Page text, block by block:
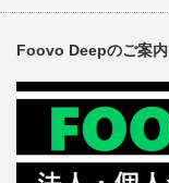
Foovo Deepのご案内